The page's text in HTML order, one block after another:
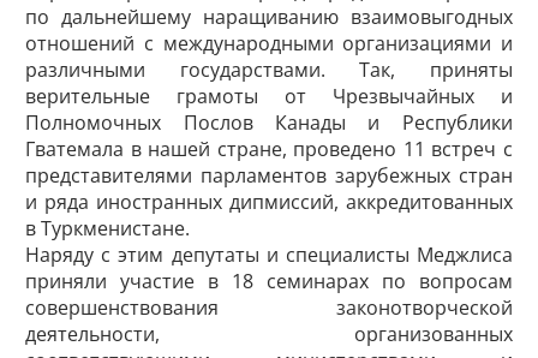
по дальнейшему наращиванию взаимовыгодных
отношений с международными организациями и
различными государствами. Так, приняты
верительные грамоты от Чрезвычайных и
Полномочных Послов Канады и Республики
Гватемала в нашей стране, проведено 11 встреч с
представителями парламентов зарубежных стран
и ряда иностранных дипмиссий, аккредитованных
в Туркменистане.
Наряду с этим депутаты и специалисты Медж­лиса
приняли участие в 18 семинарах по вопросам
совершенствования законотворческой
деятельности, организованных